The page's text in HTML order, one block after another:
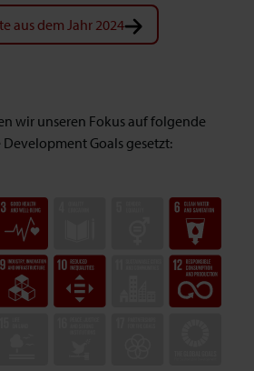
aus dem Jahr 2024
wir unseren Fokus auf folgende
Goals gesetzt: